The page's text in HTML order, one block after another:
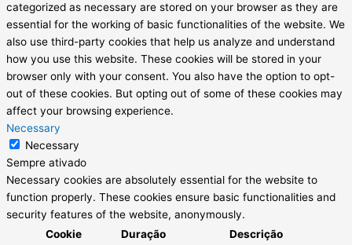
categorized as necessary are stored on your browser as they are
essential for the working of basic functionalities of the website. We
also use third-party cookies that help us analyze and understand
how you use this website. These cookies will be stored in your
browser only with your consent. You also have the option to opt-
out of these cookies. But opting out of some of these cookies may
affect your browsing experience.
Necessary
Necessary
Sempre ativado
Necessary cookies are absolutely essential for the website to
function properly. These cookies ensure basic functionalities and
security features of the website, anonymously.
Cookie
Duração Descrição